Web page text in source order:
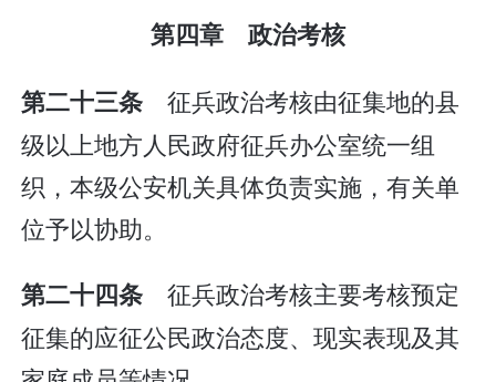
第四章 政治考核
第二十三条 征兵政治考核由征集地的县
级以上地方人民政府征兵办公室统一组
织，本级公安机关具体负责实施，有关单
位予以协助。
第二十四条 征兵政治考核主要考核预定
征集的应征公民政治态度、现实表现及其